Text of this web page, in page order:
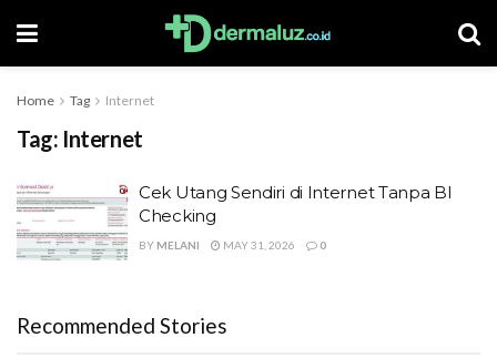
Home Tag Internet
Tag: Internet
Cek Utang Sendiri di Internet Tanpa BI
Checking
BY MELANI MAY 31, 2026 0
Recommended Stories